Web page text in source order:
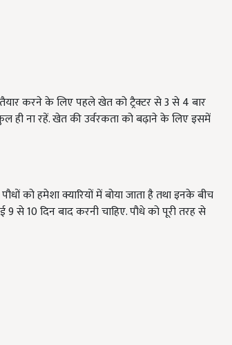
करने के लिए पहले खेत को ट्रैक्टर से 3 से 4 बार
ही ना रहें. खेत की उर्वरकता को बढ़ाने के लिए इसमें
को हमेशा क्यारियों में बोया जाता है तथा इनके बीच
9 से 10 दिन बाद करनी चाहिए. पौधे को पूरी तरह से